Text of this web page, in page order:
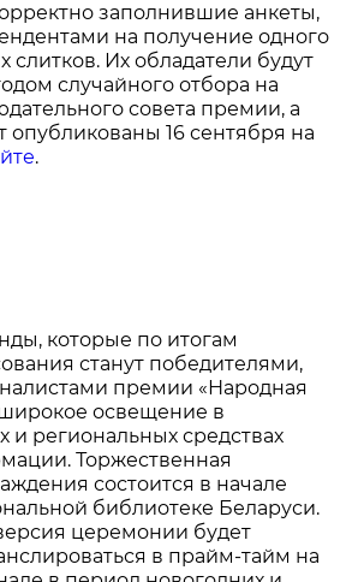
заполнившие анкеты,
на получение одного
слитков. Их обладатели будут
случайного отбора на
совета премии, а
опубликованы 16 сентября на
.
которые по итогам
станут победителями,
премии «Народная
освещение в
и региональных средствах
Торжественная
состоится в начале
библиотеке Беларуси.
церемонии будет
в прайм-тайм на